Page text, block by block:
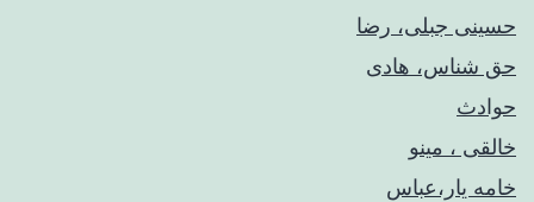
حسینی جبلی، رضا
حق شناس، هادی
حوادث
خالقی ، مینو
خامه یار،عباس